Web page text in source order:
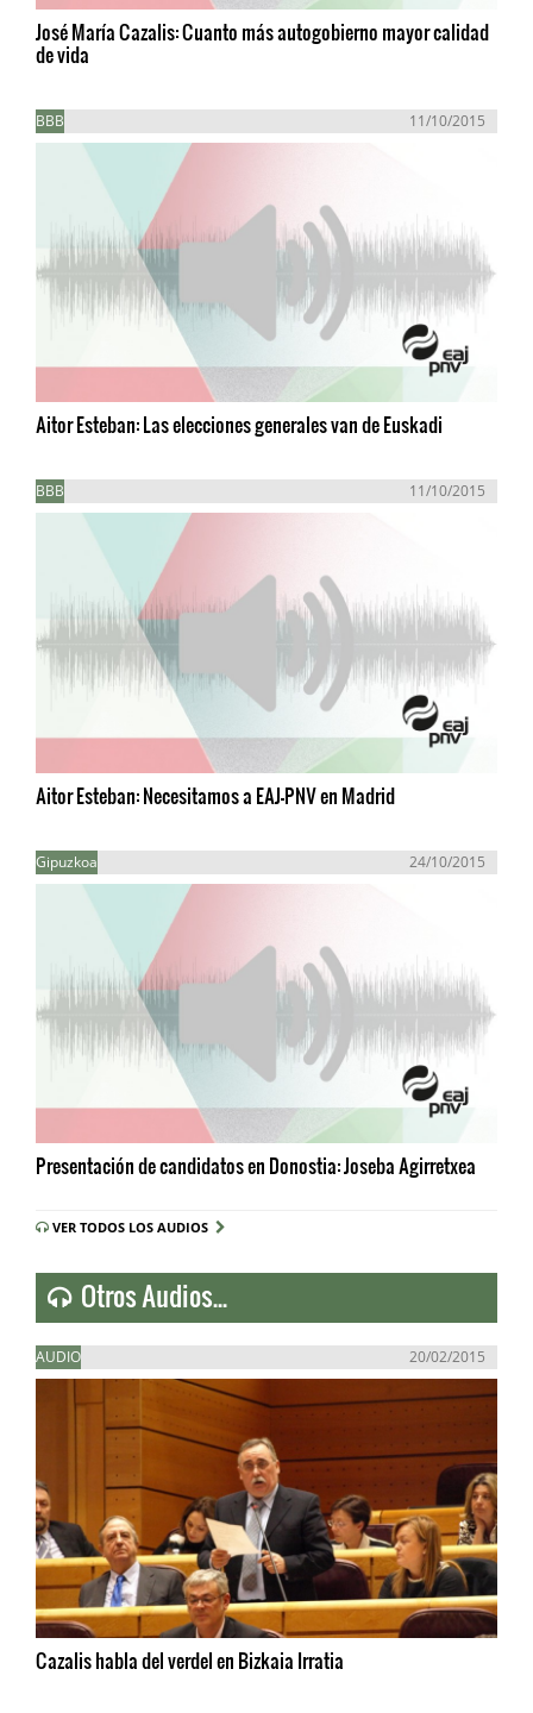
José María Cazalis: Cuanto más autogobierno mayor calidad
de vida
BBB 11/10/2015
Aitor Esteban: Las elecciones generales van de Euskadi
BBB 11/10/2015
Aitor Esteban: Necesitamos a EAJ-PNV en Madrid
Gipuzkoa 24/10/2015
Presentación de candidatos en Donostia: Joseba Agirretxea
VER TODOS LOS AUDIOS
Otros Audios...
AUDIO 20/02/2015
Cazalis habla del verdel en Bizkaia Irratia